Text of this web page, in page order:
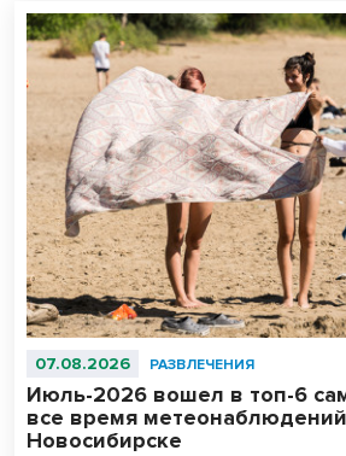
07.08.2026 РАЗВЛЕЧЕНИЯ
Июль-2026 вошел в топ-6
все время
Новосибирске